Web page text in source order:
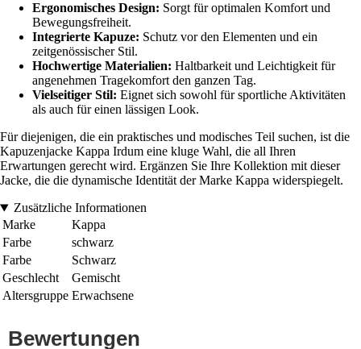
Ergonomisches Design: Sorgt für optimalen Komfort und
Bewegungsfreiheit.
Integrierte Kapuze: Schutz vor den Elementen und ein
zeitgenössischer Stil.
Hochwertige Materialien: Haltbarkeit und Leichtigkeit für
angenehmen Tragekomfort den ganzen Tag.
Vielseitiger Stil: Eignet sich sowohl für sportliche Aktivitäten
als auch für einen lässigen Look.
Für diejenigen, die ein praktisches und modisches Teil suchen, ist die
Kapuzenjacke Kappa Irdum eine kluge Wahl, die all Ihren
Erwartungen gerecht wird. Ergänzen Sie Ihre Kollektion mit dieser
Jacke, die die dynamische Identität der Marke Kappa widerspiegelt.
Zusätzliche Informationen
Marke
Kappa
Farbe
schwarz
Farbe
Schwarz
Geschlecht
Gemischt
Altersgruppe Erwachsene